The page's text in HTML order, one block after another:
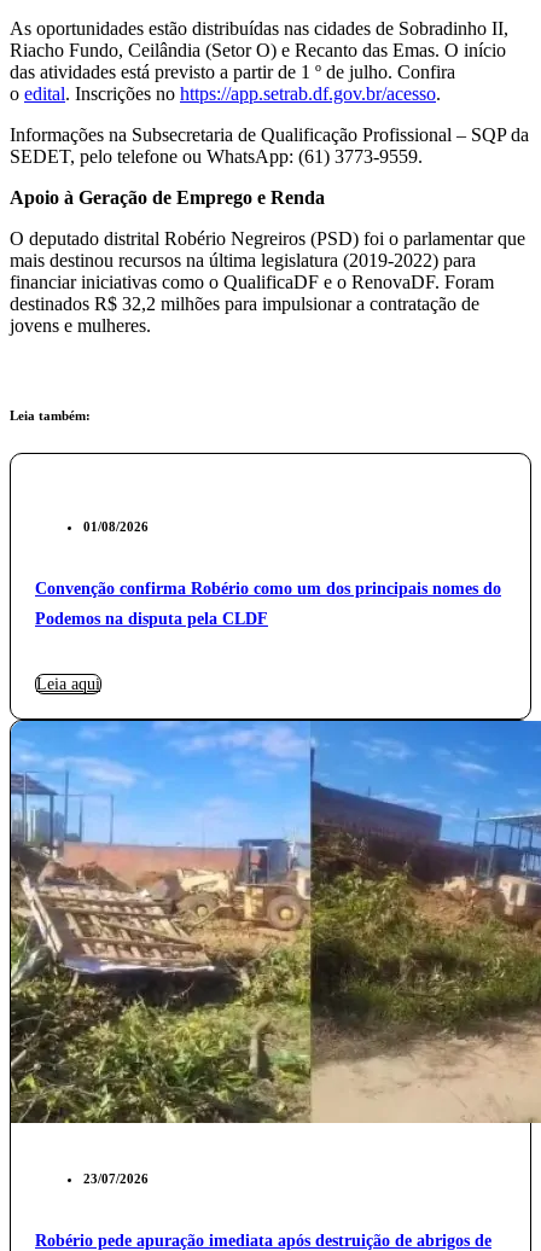
As oportunidades estão distribuídas nas cidades de Sobradinho II,
Riacho Fundo, Ceilândia (Setor O) e Recanto das Emas. O início
das atividades está previsto a partir de 1 º de julho. Confira
o edital. Inscrições no https://app.setrab.df.gov.br/acesso.
Informações na Subsecretaria de Qualificação Profissional – SQP da
SEDET, pelo telefone ou WhatsApp: (61) 3773-9559.
Apoio à Geração de Emprego e Renda
O deputado distrital Robério Negreiros (PSD) foi o parlamentar que
mais destinou recursos na última legislatura (2019-2022) para
financiar iniciativas como o QualificaDF e o RenovaDF. Foram
destinados R$ 32,2 milhões para impulsionar a contratação de
jovens e mulheres.
Leia também:
01/08/2026
Convenção confirma Robério como um dos principais nomes do
Podemos na disputa pela CLDF
Leia aqui
23/07/2026
Robério pede apuração imediata após destruição de abrigos de